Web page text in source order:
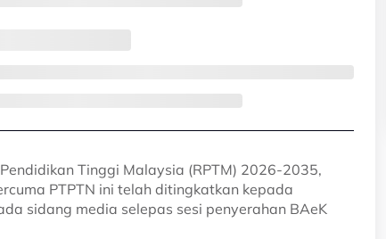
Tinggi Malaysia (RPTM) 2026-2035,
PTPTN ini telah ditingkatkan kepada
sidang media selepas sesi penyerahan BAeK